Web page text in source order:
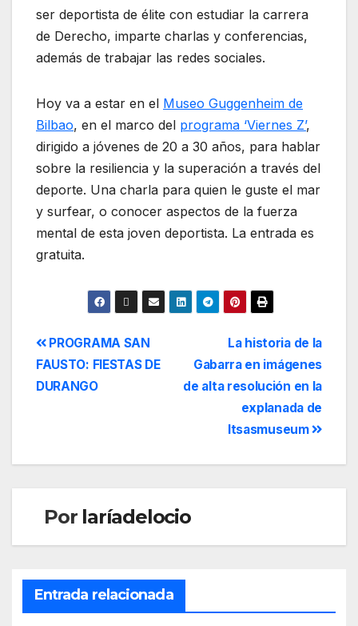
ser deportista de élite con estudiar la carrera
de Derecho, imparte charlas y conferencias,
además de trabajar las redes sociales.
Hoy va a estar en el Museo Guggenheim de
Bilbao, en el marco del programa ‘Viernes Z’,
dirigido a jóvenes de 20 a 30 años, para hablar
sobre la resiliencia y la superación a través del
deporte. Una charla para quien le guste el mar
y surfear, o conocer aspectos de la fuerza
mental de esta joven deportista. La entrada es
gratuita.
La historia de la
Gabarra en imágenes
de alta resolución en la
explanada de
Itsasmuseum
PROGRAMA SAN
FAUSTO: FIESTAS DE
DURANGO
Por laríadelocio
Entrada relacionada